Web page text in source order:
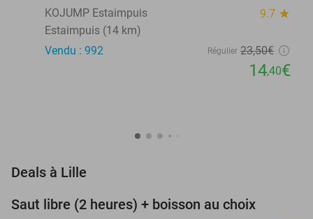
KOJUMP Estaimpuis
9.7 star
Estaimpuis (14 km)
Vendu : 992
Régulier 23,50€
14,40€
Deals à Lille
Saut libre (2 heures) + boisson au choix